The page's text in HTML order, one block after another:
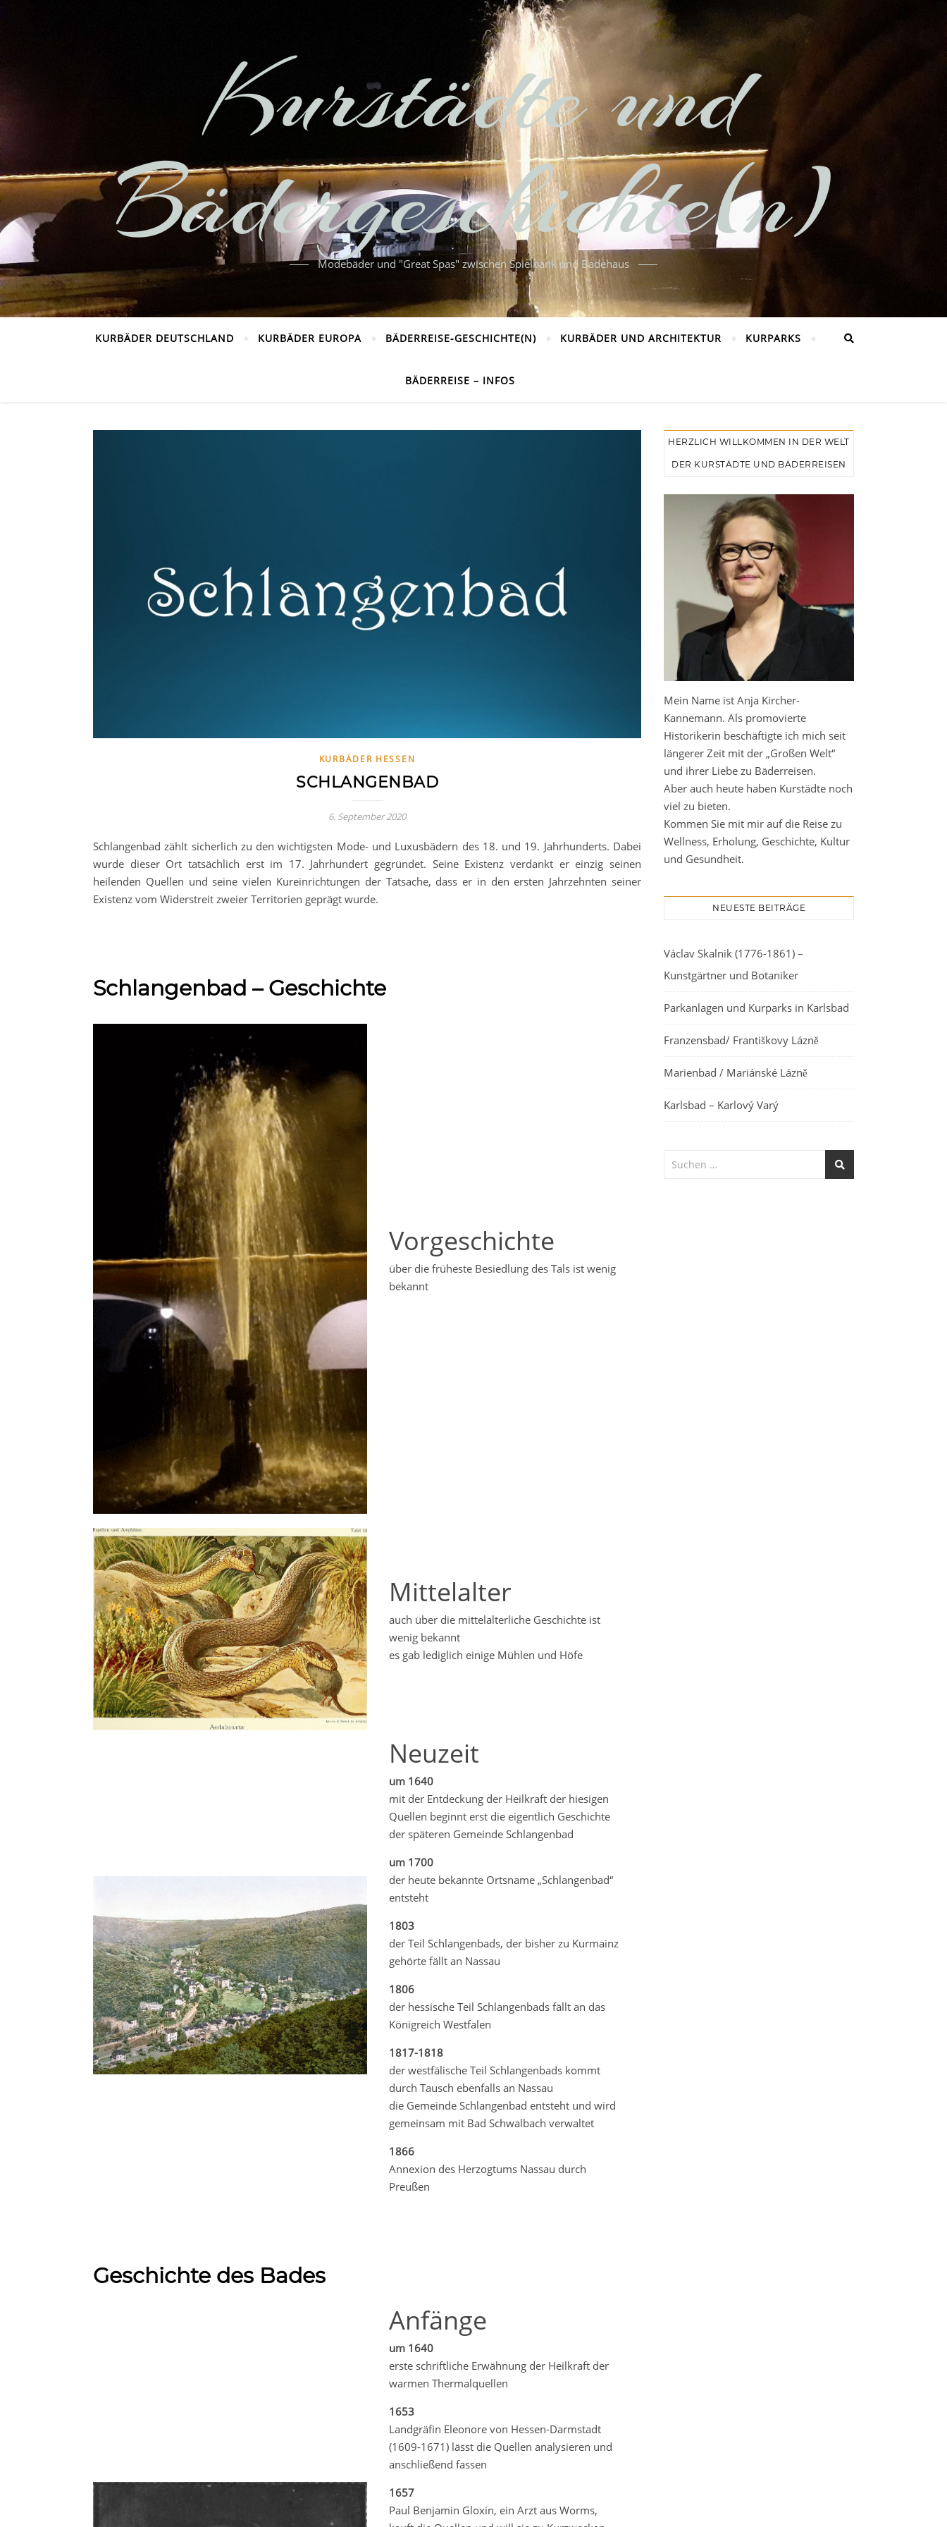
Kurstädte und
Bädergeschichte(n)
Modebäder und "Great Spas" zwischen Spielbank und Badehaus
KURBÄDER DEUTSCHLAND KURBÄDER EUROPA BÄDERREISE-GESCHICHTE(N) KURBÄDER UND ARCHITEKTUR KURPARKS
BÄDERREISE – INFOS
KURBÄDER HESSEN
SCHLANGENBAD
6. September 2020
Schlangenbad zählt sicherlich zu den wichtigsten Mode- und Luxusbädern des 18. und 19. Jahrhunderts. Dabei
wurde dieser Ort tatsächlich erst im 17. Jahrhundert gegründet. Seine Existenz verdankt er einzig seinen
heilenden Quellen und seine vielen Kureinrichtungen der Tatsache, dass er in den ersten Jahrzehnten seiner
Existenz vom Widerstreit zweier Territorien geprägt wurde.
Schlangenbad – Geschichte
Vorgeschichte
über die früheste Besiedlung des Tals ist wenig
bekannt
Mittelalter
auch über die mittelalterliche Geschichte ist
wenig bekannt
es gab lediglich einige Mühlen und Höfe
Neuzeit
um 1640
mit der Entdeckung der Heilkraft der hiesigen
Quellen beginnt erst die eigentlich Geschichte
der späteren Gemeinde Schlangenbad
um 1700
der heute bekannte Ortsname „Schlangenbad“
entsteht
1803
der Teil Schlangenbads, der bisher zu Kurmainz
gehörte fällt an Nassau
1806
der hessische Teil Schlangenbads fällt an das
Königreich Westfalen
1817-1818
der westfälische Teil Schlangenbads kommt
durch Tausch ebenfalls an Nassau
die Gemeinde Schlangenbad entsteht und wird
gemeinsam mit Bad Schwalbach verwaltet
1866
Annexion des Herzogtums Nassau durch
Preußen
Geschichte des Bades
Anfänge
um 1640
erste schriftliche Erwähnung der Heilkraft der
warmen Thermalquellen
1653
Landgräfin Eleonore von Hessen-Darmstadt
(1609-1671) lässt die Quellen analysieren und
anschließend fassen
1657
Paul Benjamin Gloxin, ein Arzt aus Worms,
HERZLICH WILLKOMMEN IN DER WELT
DER KURSTÄDTE UND BÄDERREISEN
Mein Name ist Anja Kircher-
Kannemann. Als promovierte
Historikerin beschäftigte ich mich seit
längerer Zeit mit der „Großen Welt“
und ihrer Liebe zu Bäderreisen.
Aber auch heute haben Kurstädte noch
viel zu bieten.
Kommen Sie mit mir auf die Reise zu
Wellness, Erholung, Geschichte, Kultur
und Gesundheit.
NEUESTE BEITRÄGE
Václav Skalnik (1776-1861) –
Kunstgärtner und Botaniker
Parkanlagen und Kurparks in Karlsbad
Franzensbad/ Františkovy Lázně
Marienbad / Mariánské Lázně
Karlsbad – Karlový Varý